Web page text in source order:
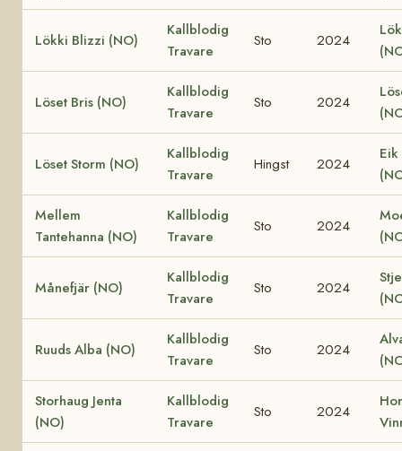
Lökki Blizzi (NO)
Kallblodig
Travare
Sto 2024
Löset Bris (NO)
Kallblodig
Travare
Sto 2024
Löset Storm (NO)
Kallblodig
Travare
Hingst 2024
Mellem
Tantehanna (NO)
Kallblodig
Travare
Sto 2024
Månefjär (NO)
Kallblodig
Travare
Sto 2024
Ruuds Alba (NO)
Kallblodig
Travare
Sto 2024
Storhaug Jenta
(NO)
Kallblodig
Travare
Sto 2024